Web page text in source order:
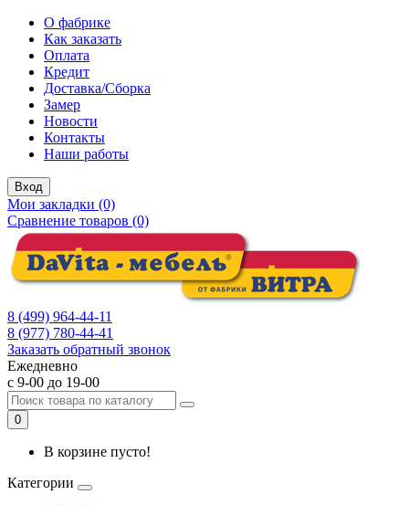
О фабрике
Как заказать
Оплата
Кредит
Доставка/Сборка
Замер
Новости
Контакты
Наши работы
Вход
Мои закладки (0)
Сравнение товаров (0)
8 (499) 964-44-11
8 (977) 780-44-41
Заказать обратный звонок
Ежедневно
с 9-00 до 19-00
0
В корзине пусто!
Категории